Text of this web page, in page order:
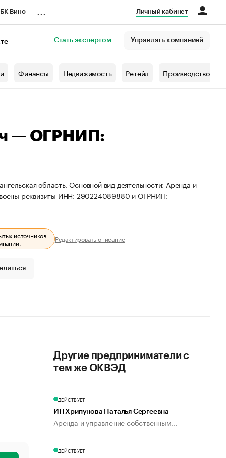
Вино Личный кабинет
Стать экспертом Управлять компанией
Финансы Недвижимость Ретейл Производство
— ОГРНИП:
область. Основной вид деятельности: Аренда и
реквизиты ИНН: 290224089880 и ОГРНИП:
источников.
Редактировать описание
Другие предприниматели с
тем же ОКВЭД
ДЕЙСТВУЕТ
ИП Хрипунова Наталья Сергеевна
Аренда и управление собственным...
ДЕЙСТВУЕТ